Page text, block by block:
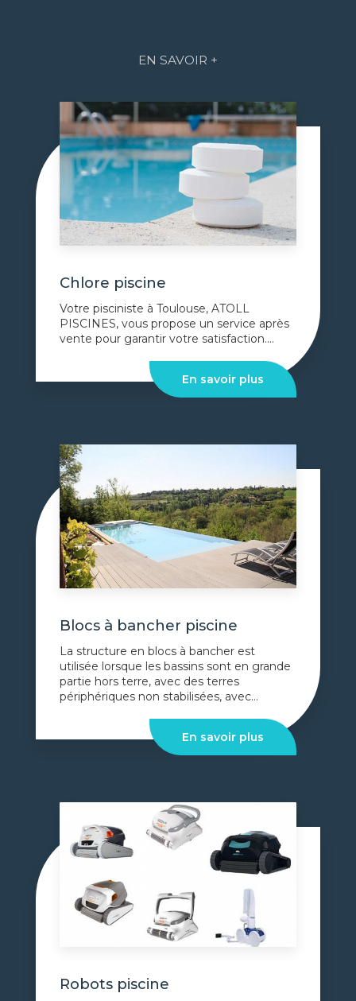
EN SAVOIR +
Chlore piscine
Votre pisciniste à Toulouse, ATOLL
PISCINES, vous propose un service après
vente pour garantir votre satisfaction....
En savoir plus
Blocs à bancher piscine
La structure en blocs à bancher est
utilisée lorsque les bassins sont en grande
partie hors terre, avec des terres
périphériques non stabilisées, avec...
En savoir plus
Robots piscine